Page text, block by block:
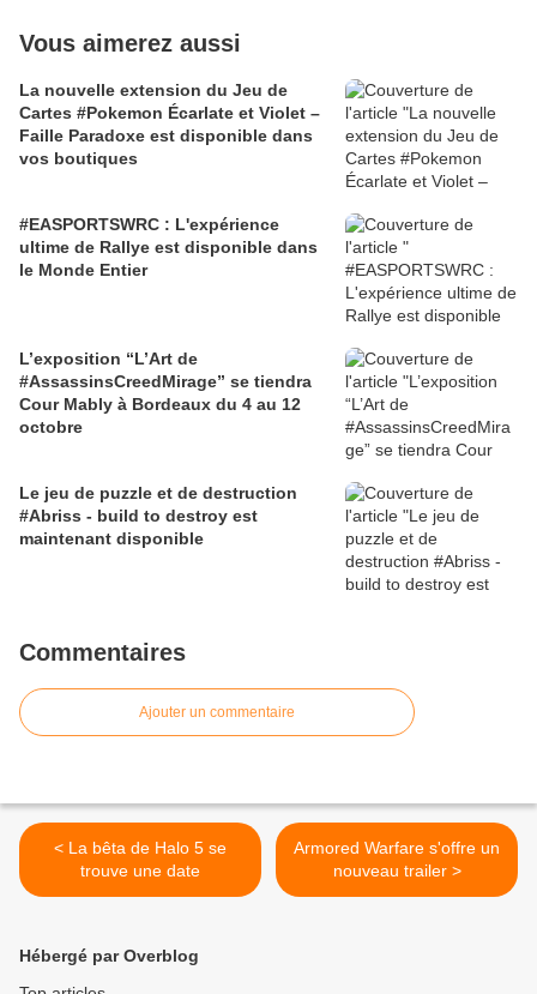
Vous aimerez aussi
La nouvelle extension du Jeu de
Cartes #Pokemon Écarlate et Violet –
Faille Paradoxe est disponible dans
vos boutiques
#EASPORTSWRC : L'expérience
ultime de Rallye est disponible dans
le Monde Entier
L’exposition “L’Art de
#AssassinsCreedMirage” se tiendra
Cour Mably à Bordeaux du 4 au 12
octobre
Le jeu de puzzle et de destruction
#Abriss - build to destroy est
maintenant disponible
Commentaires
Ajouter un commentaire
< La bêta de Halo 5 se
trouve une date
Armored Warfare s'offre un
nouveau trailer >
Hébergé par Overblog